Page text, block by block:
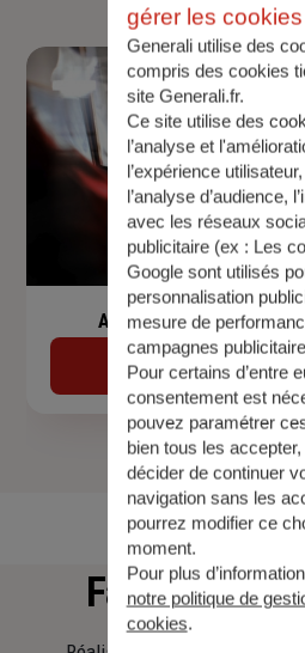
Assurance de prêt
Découvrir
Faitesune
gérer les cookies
Generali utilise des
compris des cookies
site Generali.fr.
Ce site utilise des
l’analyse et
l’expérience
l’analyse d’audience,
avec les réseaux
publicitaire (ex : Les
Google sont utilisés
personnalisation
mesure de
campagnes
Pour certains d’entre
consentement est
pouvez paramétrer
bien tous les
décider de continuer
navigation sans les
pourrez modifier ce
moment.
Pour plus
notre politique de
cookies.